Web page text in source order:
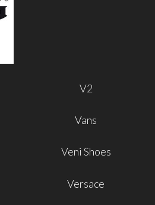
V2
Vans
Veni Shoes
Versace